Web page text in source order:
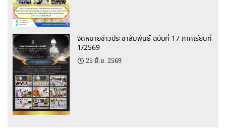
จดหมายข่าวประชาสัมพันธ์ ฉบับที่ 17 ภาคเรียนที่
1/2569
25 มิ.ย. 2569